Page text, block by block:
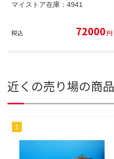
マイストア在庫： 4941
税込 72000円
近くの売り場の商品